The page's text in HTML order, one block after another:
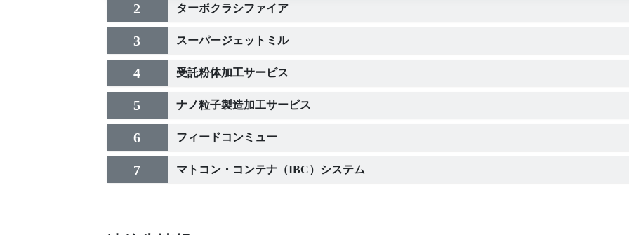
2 ターボクラシファイア
3 スーパージェットミル
4 受託粉体加工サービス
5 ナノ粒子製造加工サービス
6 フィードコンミュー
7 マトコン・コンテナ（IBC）システム